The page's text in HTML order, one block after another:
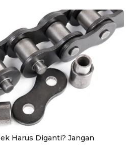
Harus Diganti? Jangan